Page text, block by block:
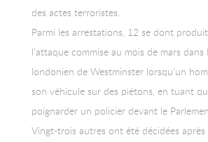
des actes terroristes.
Parmi les arrestations, 12 se dont
l’attaque commise au mois de mars
londonien de Westminster lorsqu’un
son véhicule sur des piétons, en tuant
poignarder un policier devant le
Vingt-trois autres ont été décidées après